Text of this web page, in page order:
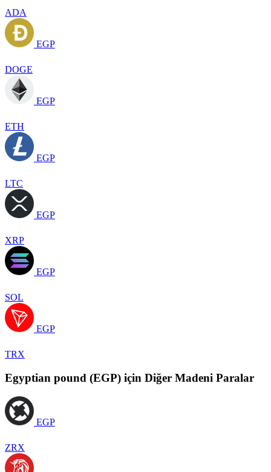
ADA
EGP
DOGE
EGP
ETH
EGP
LTC
EGP
XRP
EGP
SOL
EGP
TRX
Egyptian pound (EGP) için Diğer Madeni Paralar
EGP
ZRX